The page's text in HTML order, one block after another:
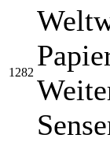
1282